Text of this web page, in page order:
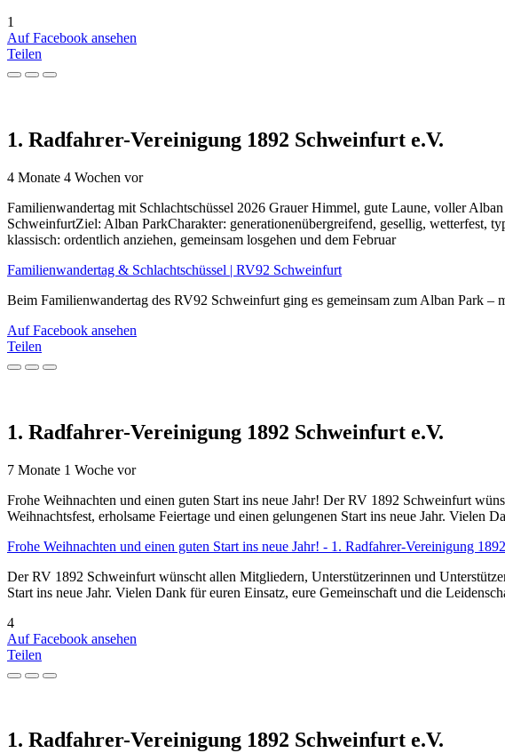
1
Auf Facebook ansehen
Teilen
1. Radfahrer-Vereinigung 1892 Schweinfurt e.V.
4 Monate 4 Wochen vor
Familienwandertag mit Schlachtschüssel 2026 Grauer Himmel, gute Laune, voller
SchweinfurtZiel: Alban ParkCharakter: generationenübergreifend, gesellig, wetterfest,
klassisch: ordentlich anziehen, gemeinsam losgehen und dem Februar
Familienwandertag & Schlachtschüssel | RV92 Schweinfurt
Beim Familienwandertag des RV92 Schweinfurt ging es gemeinsam zum Alban Park –
Auf Facebook ansehen
Teilen
1. Radfahrer-Vereinigung 1892 Schweinfurt e.V.
7 Monate 1 Woche vor
Frohe Weihnachten und einen guten Start ins neue Jahr! Der RV 1892 Schweinfurt
Weihnachtsfest, erholsame Feiertage und einen gelungenen Start ins neue Jahr. Vielen
Frohe Weihnachten und einen guten Start ins neue Jahr! - 1. Radfahrer-Vereinigung
Der RV 1892 Schweinfurt wünscht allen Mitgliedern, Unterstützerinnen und
Start ins neue Jahr. Vielen Dank für euren Einsatz, eure Gemeinschaft und die
4
Auf Facebook ansehen
Teilen
1. Radfahrer-Vereinigung 1892 Schweinfurt e.V.